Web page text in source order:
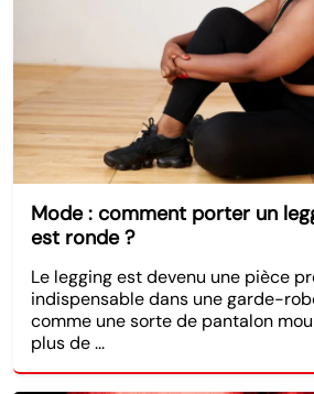
Mode : comment porter un
est ronde ?
Le legging est devenu une pièce
indispensable dans une garde-
comme une sorte de pantalon
plus de ...